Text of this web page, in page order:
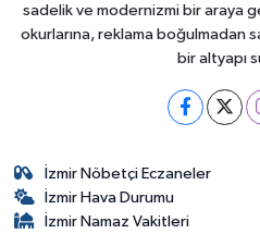
sadelik ve modernizmi bir araya
okurlarına, reklama boğulmadan
bir altyapı
İzmir Nöbetçi Eczaneler
İzmir Hava Durumu
İzmir Namaz Vakitleri